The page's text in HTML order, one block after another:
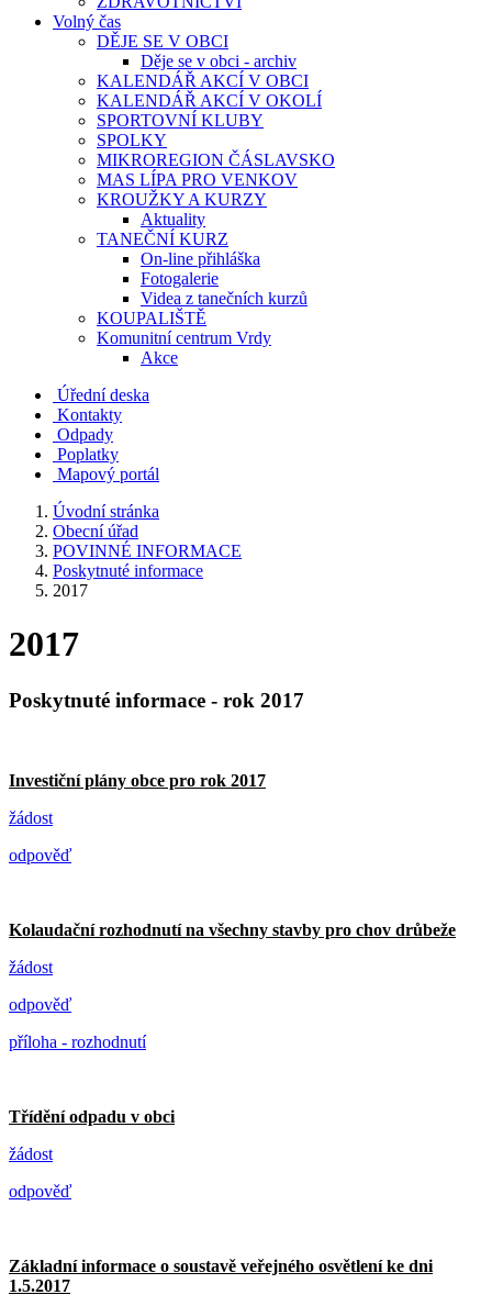
Volný čas
DĚJE SE V OBCI
Děje se v obci - archiv
KALENDÁŘ AKCÍ V OBCI
KALENDÁŘ AKCÍ V OKOLÍ
SPORTOVNÍ KLUBY
SPOLKY
MIKROREGION ČÁSLAVSKO
MAS LÍPA PRO VENKOV
KROUŽKY A KURZY
Aktuality
TANEČNÍ KURZ
On-line přihláška
Fotogalerie
Videa z tanečních kurzů
KOUPALIŠTĚ
Komunitní centrum Vrdy
Akce
Úřední deska
Kontakty
Odpady
Poplatky
Mapový portál
Úvodní stránka
Obecní úřad
POVINNÉ INFORMACE
Poskytnuté informace
2017
2017
Poskytnuté informace - rok 2017
Investiční plány obce pro rok 2017
žádost
odpověď
Kolaudační rozhodnutí na všechny stavby pro chov drůbeže
žádost
odpověď
příloha - rozhodnutí
Třídění odpadu v obci
žádost
odpověď
Základní informace o soustavě veřejného osvětlení ke dni
1.5.2017